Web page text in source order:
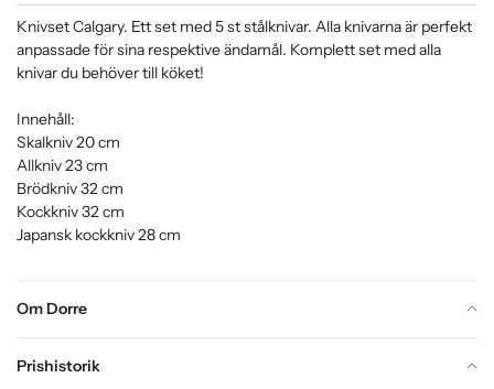
Om Dorre
Prishistorik
Knivset Calgary. Ett set med 5 st stålknivar. Alla knivarna är perfekt
anpassade för sina respektive ändamål. Komplett set med alla
knivar du behöver till köket!
Innehåll:
Skalkniv 20 cm
Allkniv 23 cm
Brödkniv 32 cm
Kockkniv 32 cm
Japansk kockkniv 28 cm